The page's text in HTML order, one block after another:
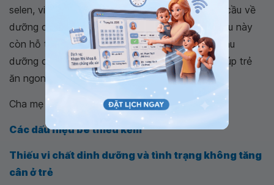
selen, vitamin nhóm B giúp đáp ứng đầy đủ nhu cầu về
dưỡng chất ở trẻ. Đồng thời các vitamin thiết yếu này
còn hỗ trợ tiêu hóa, tăng cường khả năng hấp thu
dưỡng chất, giúp cải thiện tình trạng biếng ăn, giúp trẻ
ăn ngon miệng.
Cha mẹ có thể tìm hiểu thêm:
Các dấu hiệu bé thiếu kẽm
Thiếu vi chất dinh dưỡng và tình trạng không tăng
cân ở trẻ